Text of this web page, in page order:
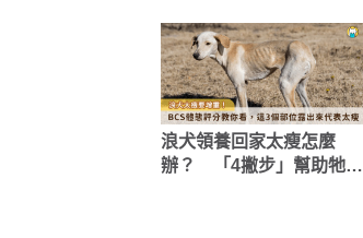
浪犬領養回家太瘦怎麼
辦？ 「4撇步」幫助牠們